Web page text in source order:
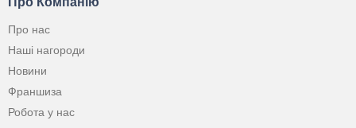
Про нас
Наші нагороди
Новини
Франшиза
Робота у нас